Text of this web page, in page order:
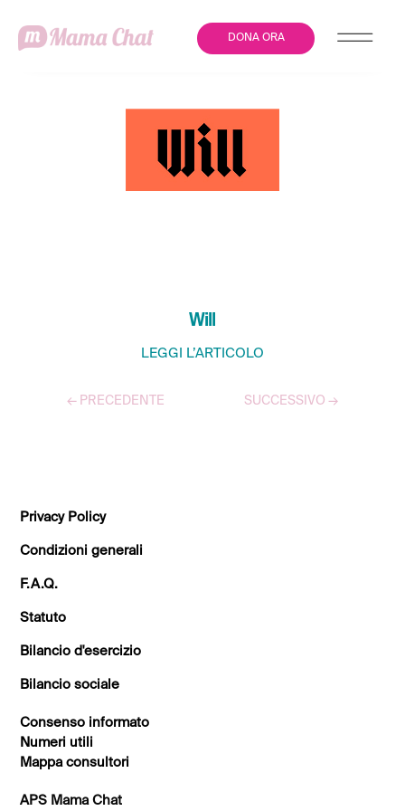
DONA ORA
Will
LEGGI L’ARTICOLO
← PRECEDENTE SUCCESSIVO →
Privacy Policy
Condizioni generali
F.A.Q.
Statuto
Bilancio d'esercizio
Bilancio sociale
Consenso informato
Numeri utili
Mappa consultori
APS Mama Chat